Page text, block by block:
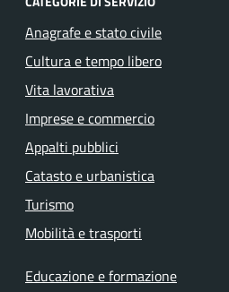
Anagrafe e stato civile
Cultura e tempo libero
Vita lavorativa
Imprese e commercio
Appalti pubblici
Catasto e urbanistica
Turismo
Mobilità e trasporti
Educazione e formazione